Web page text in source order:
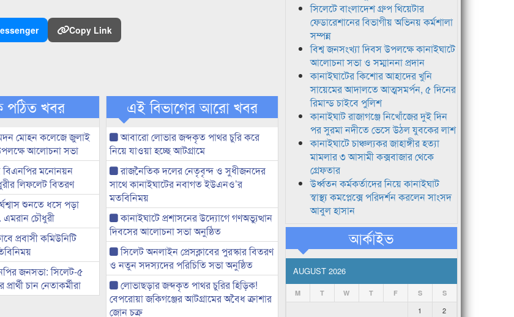
Copy Link
পঠিত খবর
মোহন কলেজে জুলাই
আলোচনা সভা
মনোনয়ন
লিফলেট বিতরণ
শুনতে ধসে পড়া
এমরান চৌধুরী
প্রবাসী কমিউনিটি
জনসভা: সিলেট-৫
চান নেতাকর্মীরা
এই বিভাগের আরো খবর
আবারো লোভার জব্দকৃত পাথর চুরি করে
নিয়ে যাওয়া হচ্ছে আটগ্রামে
রাজনৈতিক দলের নেতৃবৃন্দ ও সুধীজনদের
সাথে কানাইঘাটের নবাগত ইউএনও’র
মতবিনিময়
কানাইঘাটে প্রশাসনের উদ্যোগে গণঅভ্যুত্থান
দিবসের আলোচনা সভা অনুষ্ঠিত
সিলেট অনলাইন প্রেসক্লাবের পুরস্কার বিতরণ
ও নতুন সদস্যদের পরিচিতি সভা অনুষ্ঠিত
লোভাছড়ার জব্দকৃত পাথর চুরির হিড়িক!
বেপরোয়া জকিগঞ্জের আটগ্রামের অবৈধ ক্রাশার
জোন চক্র
সিলেটে বাংলাদেশ গ্রুপ থিয়েটার
ফেডারেশানের বিভাগীয় অভিনয় কর্মশালা
সম্পন্ন
বিশ্ব জনসংখ্যা দিবস উপলক্ষে কানাইঘাটে
আলোচনা সভা ও সম্মাননা প্রদান
কানাইঘাটের কিশোর আহাদের খুনি
সায়েমের আদালতে আত্মসমর্পন, ৫ দিনের
রিমান্ড চাইবে পুলিশ
কানাইঘাট রাজাগঞ্জে নিখোঁজের দুই দিন
পর সুরমা নদীতে ভেসে উঠল যুবকের লাশ
কানাইঘাটে চাঞ্চল্যকর জাহাঙ্গীর হত্যা
মামলার ৩ আসামী কক্সবাজার থেকে
গ্রেফতার
উর্ধ্বতন কর্মকর্তাদের নিয়ে কানাইঘাট
স্বাস্থ্য কমপ্লেক্সে পরিদর্শন করলেন সাংসদ
আবুল হাসান
আর্কাইভ
AUGUST 2026
M T W T F S S
1
2